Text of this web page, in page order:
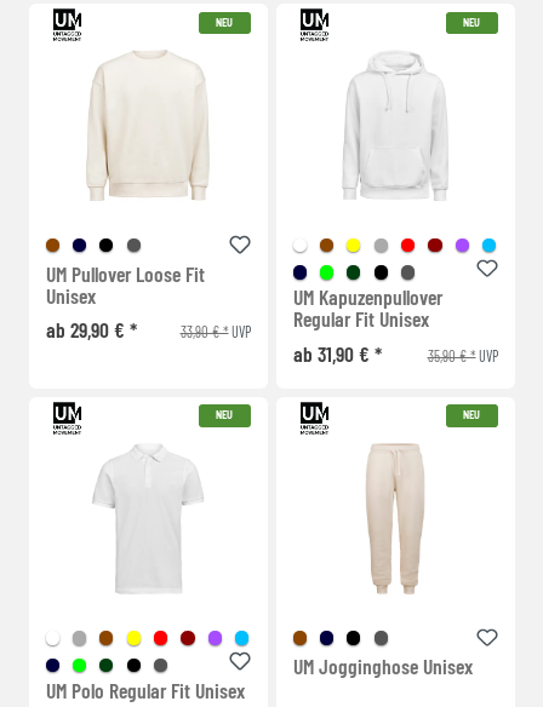
NEU
UM Pullover Loose Fit
Unisex
ab 29,90 € *
33,90 € *UVP
NEU
UM Kapuzenpullover
Regular Fit Unisex
ab 31,90 € *
35,90 € *UVP
NEU
UM Polo Regular Fit Unisex
NEU
UM Jogginghose Unisex